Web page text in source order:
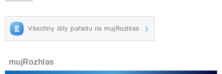
Všechny díly pořadu na mujRozhlas
mujRozhlas